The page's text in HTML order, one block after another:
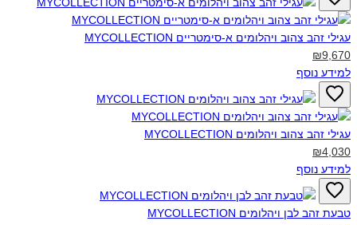
עגילי זהב צהוב ויהלומים א-סימטריים MYCOLLECTION‎
₪9,670
למידע נוסף
עגילי זהב צהוב ויהלומים MYCOLLECTION‎
₪4,030
למידע נוסף
טבעת זהב לבן ויהלומים MYCOLLECTION‎